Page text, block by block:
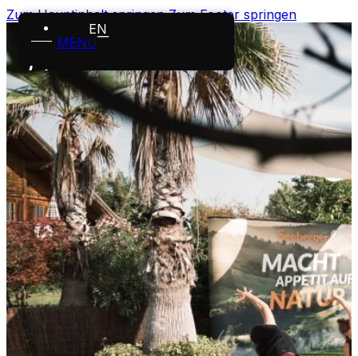
Zum Hauptinhalt springen Zum Footer springen
MENÜ
EN
Startseite
Leistungen
Projekte
Über uns
Karriere
News
Kontakt